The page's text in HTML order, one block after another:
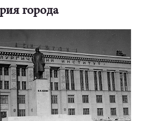
города